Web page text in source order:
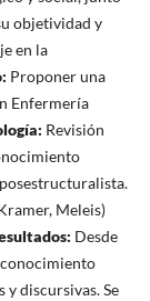
objetividad y
en la
Proponer una
Enfermería
Revisión
Meleis)
Desde
discursivas. Se